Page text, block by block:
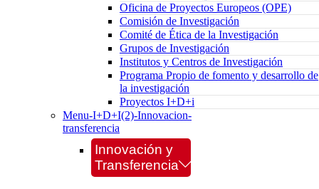
Oficina de Proyectos Europeos (OPE)
Comisión de Investigación
Comité de Ética de la Investigación
Grupos de Investigación
Institutos y Centros de Investigación
Programa Propio de fomento y desarrollo de
la investigación
Proyectos I+D+i
Menu-I+D+I(2)-Innovacion-
transferencia
Innovación y
Transferencia